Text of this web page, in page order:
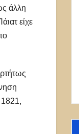
άλλη
είχε
1821,